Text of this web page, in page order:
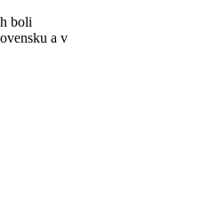
boli
a v